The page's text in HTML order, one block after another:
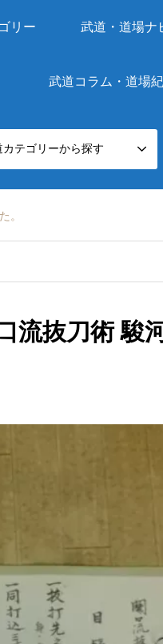
リー 武道・道場ナ
武道コラム・道場
カテゴリーから探す
。
流抜刀術 駿